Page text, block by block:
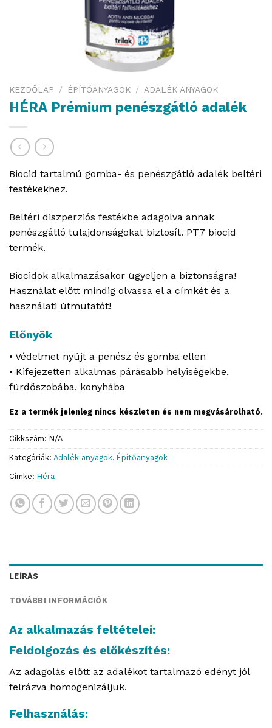
KEZDŐLAP / ÉPÍTŐANYAGOK / ADALÉK ANYAGOK
HÉRA Prémium penészgátló adalék
Biocid tartalmú gomba- és penészgátló adalék beltéri
festékekhez.
Beltéri diszperziós festékbe adagolva annak
penészgátló tulajdonságokat biztosít. PT7 biocid
termék.
Biocidok alkalmazásakor ügyeljen a biztonságra!
Használat előtt mindig olvassa el a címkét és a
használati útmutatót!
Előnyök
• Védelmet nyújt a penész és gomba ellen
• Kifejezetten alkalmas párásabb helyiségekbe,
fürdőszobába, konyhába
Ez a termék jelenleg nincs készleten és nem megvásárolható.
Cikkszám: N/A
Kategóriák: Adalék anyagok, Építőanyagok
Címke: Héra
LEÍRÁS
TOVÁBBI INFORMÁCIÓK
Az alkalmazás feltételei:
Feldolgozás és előkészítés:
Az adagolás előtt az adalékot tartalmazó edényt jól
felrázva homogenizáljuk.
Felhasználás: